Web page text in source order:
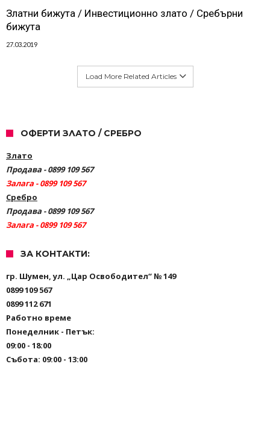
Златни бижута / Инвестиционно злато / Сребърни
бижута
27.03.2019
Load More Related Articles
ОФЕРТИ ЗЛАТО / СРЕБРО
Злато
Продава - 0899 109 567
Залага - 0899 109 567
Сребро
Продава - 0899 109 567
Залага - 0899 109 567
ЗА КОНТАКТИ:
гр. Шумен, ул. „Цар Освободител“ № 149
0899 109 567
0899 112 671
Работно време
Понеделник - Петък:
09:00 - 18:00
Събота: 09:00 - 13:00